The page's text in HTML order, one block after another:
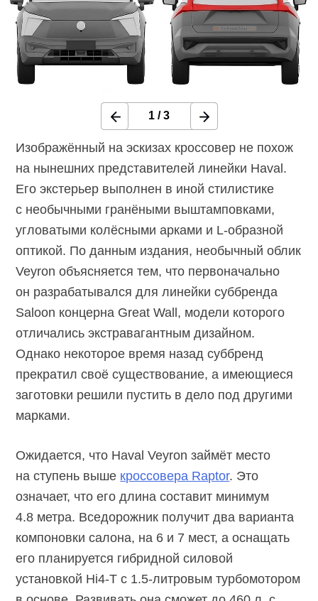
1 /3
Изображённый на эскизах кроссовер не похож
на нынешних представителей линейки Haval.
Его экстерьер выполнен в иной стилистике
с необычными гранёными выштамповками,
угловатыми колёсными арками и L-образной
оптикой. По данным издания, необычный облик
Veyron объясняется тем, что первоначально
он разрабатывался для линейки суббренда
Saloon концерна Great Wall, модели которого
отличались экстравагантным дизайном.
Однако некоторое время назад суббренд
прекратил своё существование, а имеющиеся
заготовки решили пустить в дело под другими
марками.
Ожидается, что Haval Veyron займёт место
на ступень выше кроссовера Raptor. Это
означает, что его длина составит минимум
4.8 метра. Вседорожник получит два варианта
компоновки салона, на 6 и 7 мест, а оснащать
его планируется гибридной силовой
установкой Hi4-T с 1.5-литровым турбомотором